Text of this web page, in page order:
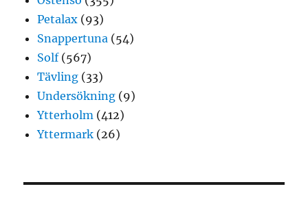
Petalax (93)
Snappertuna (54)
Solf(567)
Tävling (33)
Undersökning (9)
Ytterholm (412)
Yttermark (26)